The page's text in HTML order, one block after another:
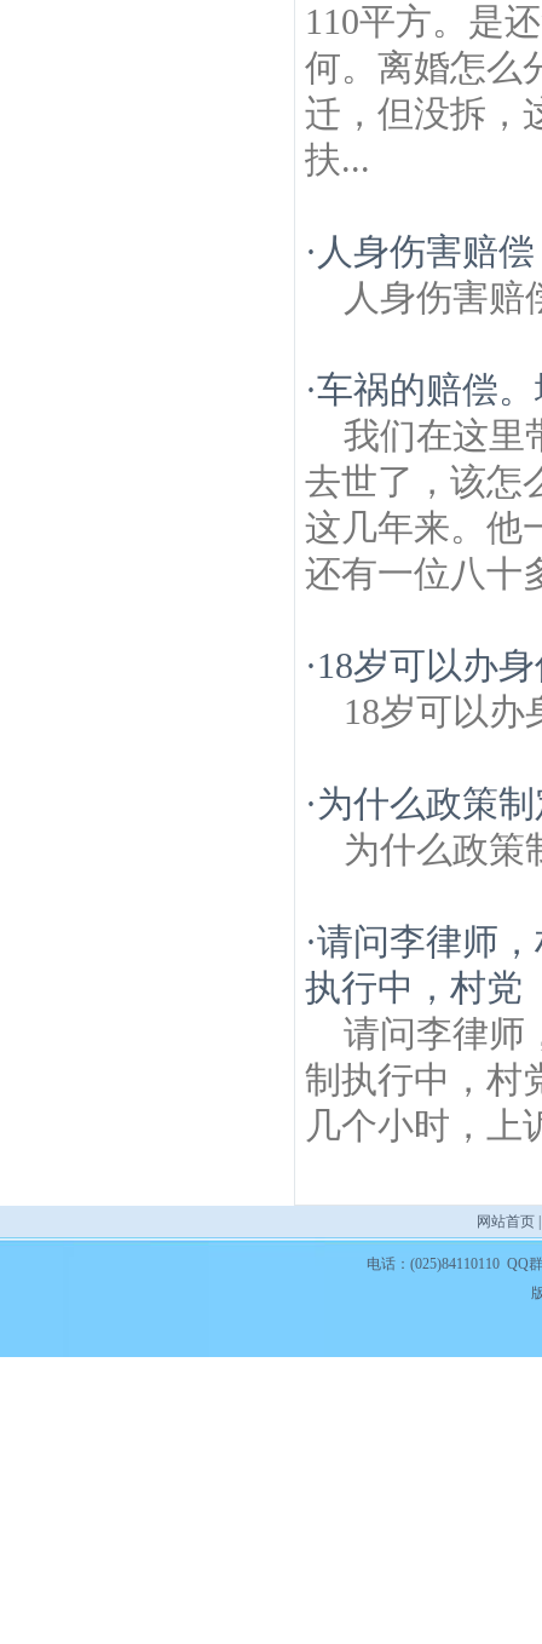
110平方。是
何。离婚怎么
迁，但没拆，
扶...
· 人身伤害赔偿
人身伤害赔
·车祸的赔偿
我们在这里
去世了，该怎
这几年来。他
还有一位八十
·18岁可以办
18岁可以办
·为什么政策
为什么政策
·请问李律师
执行中，村党
请问李律师
制执行中，村
几个小时，上
网站首页
电话：(025)84110110 QQ